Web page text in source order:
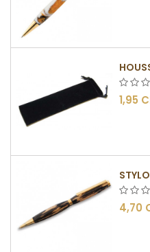
1,95
4,70